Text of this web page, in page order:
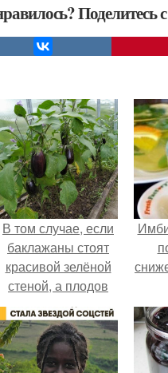
Поделитесь
В том случае, если
баклажаны стоят
красивой зелёной
стеной, а плодов
почти не видно -
радоваться тут
нечему.